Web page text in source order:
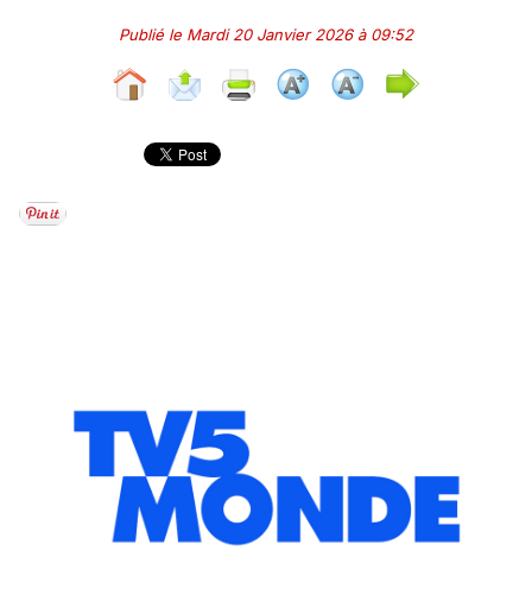
Publié le Mardi 20 Janvier 2026 à 09:52